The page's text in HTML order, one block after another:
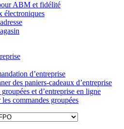
ABM et fidélité
électroniques
d’entreprise
des paniers-cadeaux d’entreprise
et d’entreprise en ligne
commandes groupées